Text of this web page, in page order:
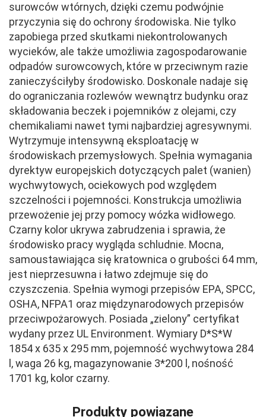
surowców wtórnych, dzięki czemu podwójnie
przyczynia się do ochrony środowiska. Nie tylko
zapobiega przed skutkami niekontrolowanych
wycieków, ale także umożliwia zagospodarowanie
odpadów surowcowych, które w przeciwnym razie
zanieczyściłyby środowisko. Doskonale nadaje się
do ograniczania rozlewów wewnątrz budynku oraz
składowania beczek i pojemników z olejami, czy
chemikaliami nawet tymi najbardziej agresywnymi.
Wytrzymuje intensywną eksploatację w
środowiskach przemysłowych. Spełnia wymagania
dyrektyw europejskich dotyczących palet (wanien)
wychwytowych, ociekowych pod względem
szczelności i pojemności. Konstrukcja umożliwia
przewożenie jej przy pomocy wózka widłowego.
Czarny kolor ukrywa zabrudzenia i sprawia, że
środowisko pracy wygląda schludnie. Mocna,
samoustawiająca się kratownica o grubości 64 mm,
jest nieprzesuwna i łatwo zdejmuje się do
czyszczenia. Spełnia wymogi przepisów EPA, SPCC,
OSHA, NFPA1 oraz międzynarodowych przepisów
przeciwpożarowych. Posiada „zielony” certyfikat
wydany przez UL Environment. Wymiary D*S*W
1854 x 635 x 295 mm, pojemność wychwytowa 284
l, waga 26 kg, magazynowanie 3*200 l, nośność
1701 kg, kolor czarny.
Produkty powiązane